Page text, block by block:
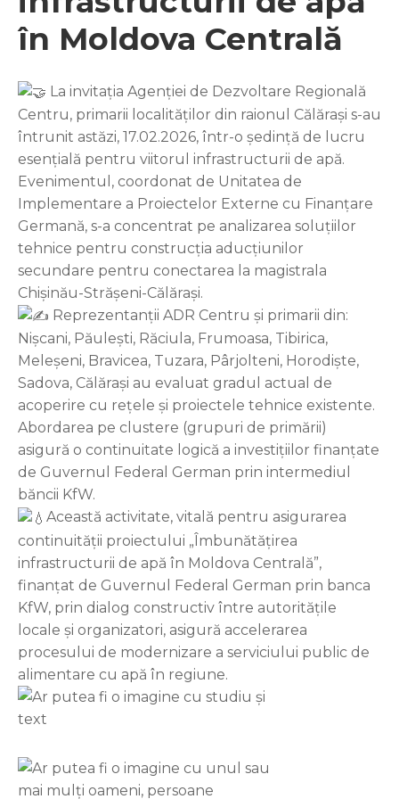
în Moldova Centrală
La invitația Agenției de Dezvoltare Regională
Centru, primarii localităților din raionul Călărași s-au
întrunit astăzi, 17.02.2026, într-o ședință de lucru
esențială pentru viitorul infrastructurii de apă.
Evenimentul, coordonat de Unitatea de
Implementare a Proiectelor Externe cu Finanțare
Germană, s-a concentrat pe analizarea soluțiilor
tehnice pentru construcția aducțiunilor
secundare pentru conectarea la magistrala
Chișinău-Strășeni-Călărași.
Reprezentanții ADR Centru și primarii din:
Nișcani, Păulești, Răciula, Frumoasa, Tibirica,
Meleșeni, Bravicea, Tuzara, Pârjolteni, Horodiște,
Sadova, Călărași au evaluat gradul actual de
acoperire cu rețele și proiectele tehnice existente.
Abordarea pe clustere (grupuri de primării)
asigură o continuitate logică a investițiilor finanțate
de Guvernul Federal German prin intermediul
băncii KfW.
Această activitate, vitală pentru asigurarea
continuității proiectului „Îmbunătățirea
infrastructurii de apă în Moldova Centrală”,
finanțat de Guvernul Federal German prin banca
KfW, prin dialog constructiv între autoritățile
locale și organizatori, asigură accelerarea
procesului de modernizare a serviciului public de
alimentare cu apă în regiune.